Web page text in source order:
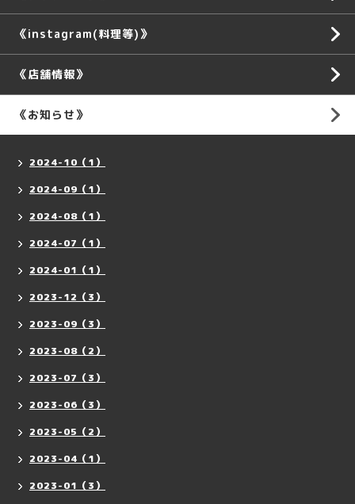
《instagram(料理等)》
《店舗情報》
《お知らせ》
2024-10（1）
2024-09（1）
2024-08（1）
2024-07（1）
2024-01（1）
2023-12（3）
2023-09（3）
2023-08（2）
2023-07（3）
2023-06（3）
2023-05（2）
2023-04（1）
2023-01（3）